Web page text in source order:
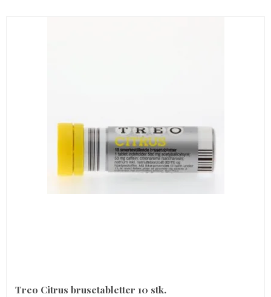
Treo Citrus brusetabletter 10 stk.